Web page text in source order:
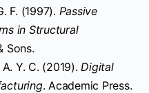
F. (1997). Passive
in Structural
Sons.
Y. C. (2019). Digital
. Academic Press.